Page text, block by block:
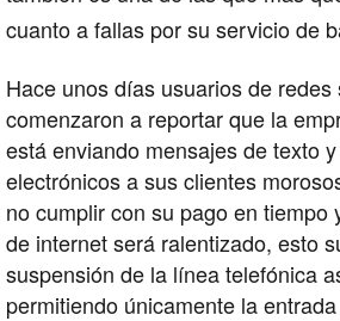
cuanto a fallas por su servicio de
Hace unos días usuarios de redes
comenzaron a reportar que la
está enviando mensajes de texto
electrónicos a sus clientes
no cumplir con su pago en tiempo
de internet será ralentizado, esto
suspensión de la línea telefónica
permitiendo únicamente la